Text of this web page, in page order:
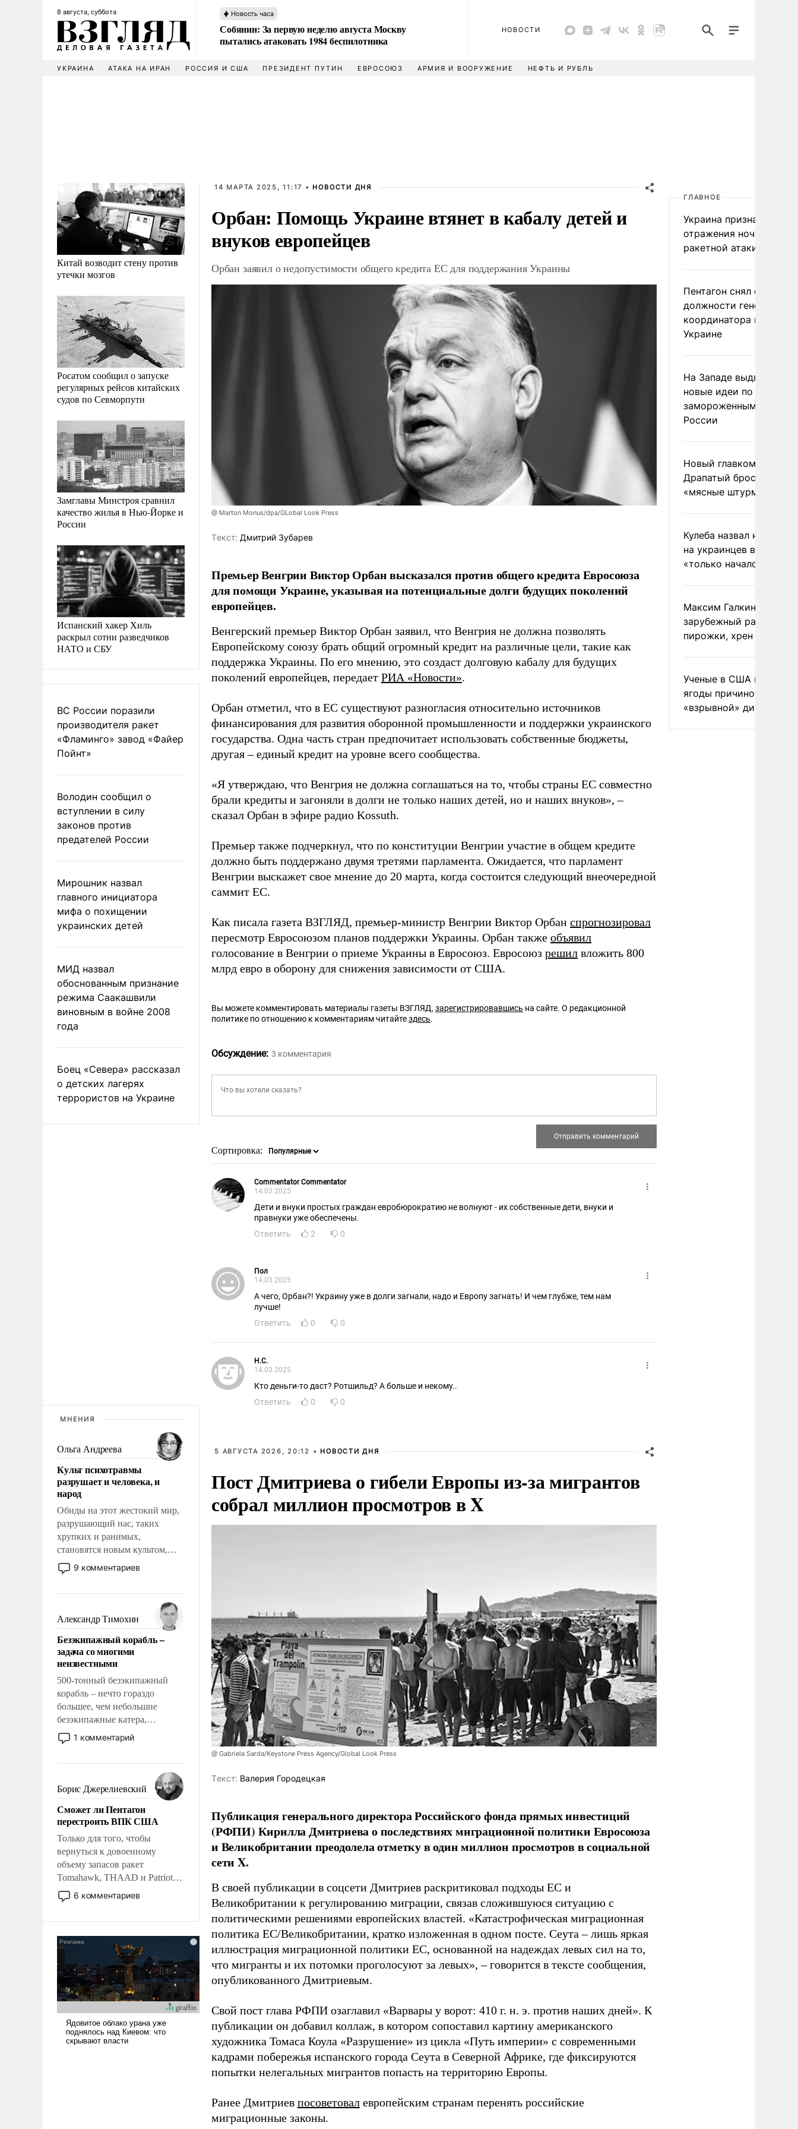
8 августа, суббота Новость часа
Собянин: За первую неделю августа Москву
пытались атаковать 1984 беспилотника
НОВОСТИ
УКРАИНА АТАКА НА ИРАН РОССИЯ И США ПРЕЗИДЕНТ ПУТИН ЕВРОСОЮЗ АРМИЯ И ВООРУЖЕНИЕ НЕФТЬ И РУБЛЬ
Китай возводит стену против
утечки мозгов
Росатом сообщил о запуске
регулярных рейсов китайских
судов по Севморпути
Замглавы Минстроя сравнил
качество жилья в Нью-Йорке и
России
Испанский хакер Хиль
раскрыл сотни разведчиков
НАТО и СБУ
ВС России поразили
производителя ракет
«Фламинго» завод «Файер
Пойнт»
Володин сообщил о
вступлении в силу
законов против
предателей России
Мирошник назвал
главного инициатора
мифа о похищении
украинских детей
МИД назвал
обоснованным признание
режима Саакашвили
виновным в войне 2008
года
Боец «Севера» рассказал
о детских лагерях
террористов на Украине
МНЕНИЯ
Ольга Андреева
Культ психотравмы
разрушает и человека, и
народ
Обиды на этот жестокий мир,
разрушающий нас, таких
хрупких и ранимых,
становятся новым культом,
постепенно вытесняя и
отменяя традиционное
мужественным и твердым под
ударами судьбы, брать на себя
ответственность, помогать
слабым, идти вперед и
адаптироваться.
9 комментариев
Александр Тимохин
Безэкипажный корабль –
задача со многими
неизвестными
500-тонный безэкипажный
корабль – нечто гораздо
большее, чем небольшие
безэкипажные катера,
применение которых уже
стало обыденностью. Задача по
сложна и амбициозна. Однако
и ее реализация радикально
поднимет наши боевые
возможности.
1 комментарий
Борис Джерелиевский
Сможет ли Пентагон
перестроить ВПК США
Только для того, чтобы
вернуться к довоенному
объему запасов ракет
Tomahawk, THAAD и Patriot
США потребуется более трех
лет. Даже небольшая война с
Сложившаяся ситуация
означает многолетний период
уязвимости США, например,
перед Китаем.
6 комментариев
14 МАРТА 2025, 11:17 • НОВОСТИ ДНЯ
Орбан: Помощь Украине втянет в кабалу детей и
внуков европейцев
Орбан заявил о недопустимости общего кредита ЕС для поддержания Украины
@ Marton Monus/dpa/GLobal Look Press
Tекст: Дмитрий Зубарев
Премьер Венгрии Виктор Орбан высказался против общего кредита Евросоюза
для помощи Украине, указывая на потенциальные долги будущих поколений
европейцев.
Венгерский премьер Виктор Орбан заявил, что Венгрия не должна позволять
Европейскому союзу брать общий огромный кредит на различные цели, такие как
поддержка Украины. По его мнению, это создаст долговую кабалу для будущих
поколений европейцев, передает РИА «Новости».
Орбан отметил, что в ЕС существуют разногласия относительно источников
финансирования для развития оборонной промышленности и поддержки украинского
государства. Одна часть стран предпочитает использовать собственные бюджеты,
другая – единый кредит на уровне всего сообщества.
«Я утверждаю, что Венгрия не должна соглашаться на то, чтобы страны ЕС совместно
брали кредиты и загоняли в долги не только наших детей, но и наших внуков», –
сказал Орбан в эфире радио Kossuth.
Премьер также подчеркнул, что по конституции Венгрии участие в общем кредите
должно быть поддержано двумя третями парламента. Ожидается, что парламент
Венгрии выскажет свое мнение до 20 марта, когда состоится следующий внеочередной
саммит ЕС.
Как писала газета ВЗГЛЯД, премьер-министр Венгрии Виктор Орбан спрогнозировал
пересмотр Евросоюзом планов поддержки Украины. Орбан также объявил
голосование в Венгрии о приеме Украины в Евросоюз. Евросоюз решил вложить 800
млрд евро в оборону для снижения зависимости от США.
Вы можете комментировать материалы газеты ВЗГЛЯД,зарегистрировавшись на сайте. О редакционной
политике по отношению к комментариям читайтездесь.
Обсуждение: 3 комментария
Сортировка:
Сommentator Commentator
14.03.2025
Дети и внуки простых граждан евробюрократию не волнуют - их собственные дети, внуки и
правнуки уже обеспечены.
Ответить
2 0
Пол
14.03.2025
А чего, Орбан?! Украину уже в долги загнали, надо и Европу загнать! И чем глубже, тем нам
лучше!
Ответить
0 0
H.C.
14.03.2025
Кто деньги-то даст? Ротшильд? А больше и некому..
Ответить
0 0
5 АВГУСТА 2026, 20:12 • НОВОСТИ ДНЯ
Пост Дмитриева о гибели Европы из-за мигрантов
собрал миллион просмотров в X
@ Gabriela Sarda/Keystone Press Agency/Global Look Press
Tекст: Валерия Городецкая
Публикация генерального директора Российского фонда прямых инвестиций
(РФПИ) Кирилла Дмитриева о последствиях миграционной политики Евросоюза
и Великобритании преодолела отметку в один миллион просмотров в социальной
сети X.
В своей публикации в соцсети Дмитриев раскритиковал подходы ЕС и
Великобритании к регулированию миграции, связав сложившуюся ситуацию с
политическими решениями европейских властей. «Катастрофическая миграционная
политика ЕС/Великобритании, кратко изложенная в одном посте. Сеута – лишь яркая
иллюстрация миграционной политики ЕС, основанной на надеждах левых сил на то,
что мигранты и их потомки проголосуют за левых», – говорится в тексте сообщения,
опубликованного Дмитриевым.
Свой пост глава РФПИ озаглавил «Варвары у ворот: 410 г. н. э. против наших дней». К
публикации он добавил коллаж, в котором сопоставил картину американского
художника Томаса Коула «Разрушение» из цикла «Путь империи» с современными
кадрами побережья испанского города Сеута в Северной Африке, где фиксируются
попытки нелегальных мигрантов попасть на территорию Европы.
Ранее Дмитриев посоветовал европейским странам перенять российские
миграционные законы.
ГЛАВНОЕ
Украина признала
отражения ночной
ракетной атаки
Пентагон снял с
должности генерала-
координатора помощи
Украине
На Западе выдвинули
новые идеи по
замороженным
России
Новый главком ВСУ
Драпатый бросил
«мясные штурмы»
Кулеба назвал
на украинцев в Польше
«только началом»
Максим Галкин
зарубежный райдер
пирожки, хрен и морс
Ученые в США назвали
ягоды причиной
«взрывной» диареи